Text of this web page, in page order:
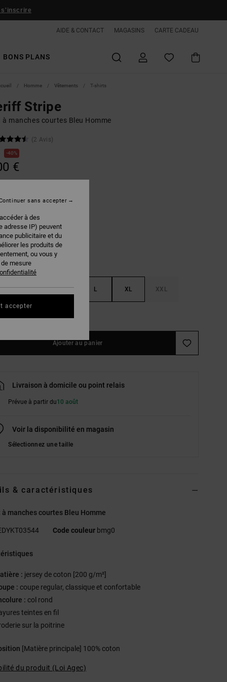
s'inscrire
AIDE & CONTACT MAGASINS CARTE CADEAU
BONS PLANS
Homme Vêtements T-shirts
Stripe
à manches courtes Bleu Homme
(2 Avis)
40%
€
Storm Blue
S M L XL XXL
Ajouter au panier
Livraison à domicile ou point relais
Prévue à partir du10 août
Voir la disponibilité en magasin
Sélectionnez une taille
& caractéristiques
à manches courtes Bleu Homme
Code couleur bmg0
: jersey de coton [200 g/m²]
: coupe regular, classique et confortable
: col rond
teintes en fil
sur la poitrine
[Matière principale] 100% coton
du produit (Loi Agec)
à des
adresse IP) peuvent
publicitaire et du
les produits de
ou vous y
mesure
sans accepter
accepter